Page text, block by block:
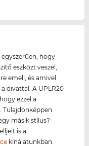
hogy
eszközt veszel,
emeli, és amivel
divattal. A UPLR20
ezzel a
Tulajdonképpen
másik stílus?
is a
kínálatunkban.